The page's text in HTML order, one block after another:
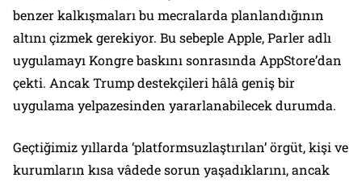
benzer kalkışmaları bu mecralarda planlandığının
altını çizmek gerekiyor. Bu sebeple Apple, Parler adlı
uygulamayı Kongre baskını sonrasında AppStore’dan
çekti. Ancak Trump destekçileri hâlâ geniş bir
uygulama yelpazesinden yararlanabilecek durumda.
Geçtiğimiz yıllarda ‘platformsuzlaştırılan’ örgüt, kişi ve
kurumların kısa vâdede sorun yaşadıklarını, ancak